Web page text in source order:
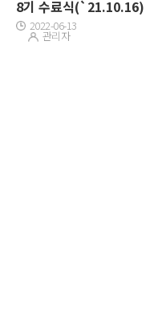
8기 수료식(`21.10.16)
2022-06-13
관리자